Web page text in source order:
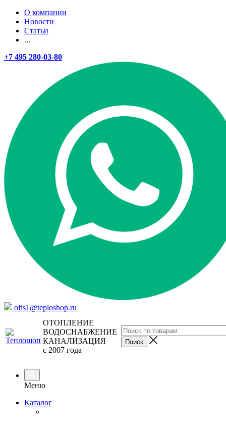
О компании
Новости
Статьи
...
+7 495 280-03-80
ofis1@teploshop.ru
ОТОПЛЕНИЕ
ВОДОСНАБЖЕНИЕ
КАНАЛИЗАЦИЯ
с 2007 года
Меню
Каталог